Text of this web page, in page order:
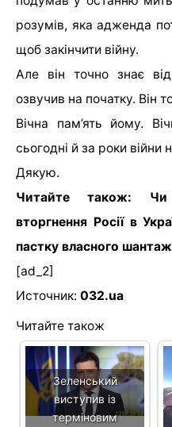
розумів, яка адженда
щоб закінчити війну.
Але він точно знає
озвучив на початку. Він
Вічна пам’ять йому.
сьогодні й за роки війни
Дякую.
Читайте також: Чи
вторгнення Росії в
пастку власного
[ad_2]
Источник: 032.ua
Читайте також
Зеленський
виступив із
терміновим